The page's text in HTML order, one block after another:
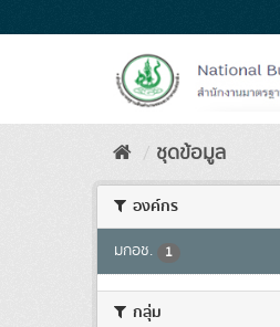
to
ชุดข้อมูล
องค์กร
มกอช. 1
กลุ่ม